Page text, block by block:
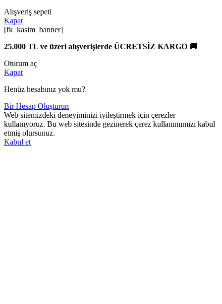
Alışveriş sepeti
Kapat
[fk_kasim_banner]
25.000 TL ve üzeri alışverişlerde ÜCRETSİZ KARGO 🚚
Oturum aç
Kapat
Henüz hesabınız yok mu?
Bir Hesap Oluşturun
Web sitemizdeki deneyiminizi iyileştirmek için çerezler
kullanıyoruz. Bu web sitesinde gezinerek çerez kullanımımızı kabul
etmiş olursunuz.
Kabul et